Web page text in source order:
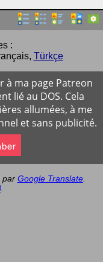
:
, Türkçe
à ma page Patreon
lié au DOS. Cela
allumées, à me
et sans publicité.
par Google Translate.
.